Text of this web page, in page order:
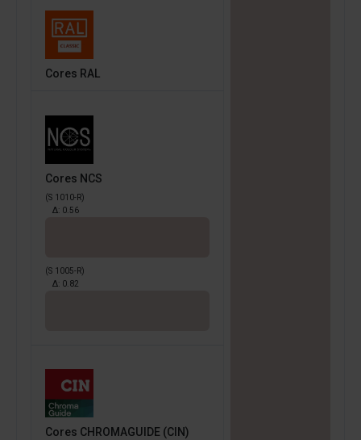
Cores RAL
Cores NCS
(S 1010-R)
Δ: 0.56
(S 1005-R)
Δ: 0.82
Cores CHROMAGUIDE (CIN)